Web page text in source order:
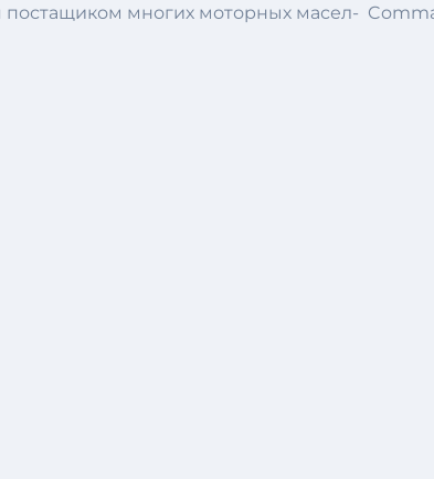
постащиком многих моторных масел-